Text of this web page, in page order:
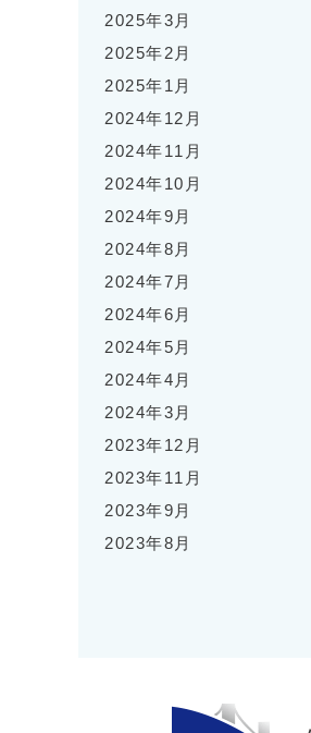
2025年3月
2025年2月
2025年1月
2024年12月
2024年11月
2024年10月
2024年9月
2024年8月
2024年7月
2024年6月
2024年5月
2024年4月
2024年3月
2023年12月
2023年11月
2023年9月
2023年8月